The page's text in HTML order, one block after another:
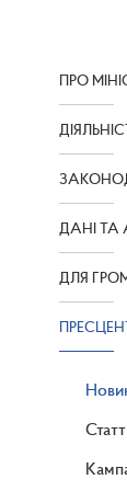
ПРО
ДАНІ ТА
ДЛЯ